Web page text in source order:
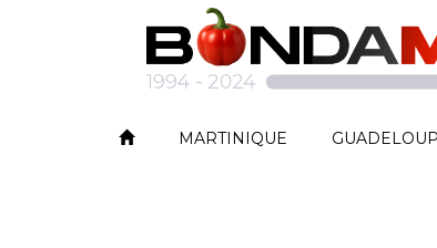
MARTINIQUE